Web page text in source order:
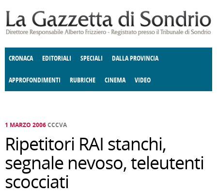
CRONACA EDITORIALI SPECIALI DALLA PROVINCIA
APPROFONDIMENTI
E SPETTACOLI POLITICA
RUBRICHE
DELLE IDEE FATTI DELLO SPIRITO
CINEMA VIDEO
1 MARZO 2006CCCVA
Ripetitori RAI stanchi,
segnale nevoso, teleutenti
scocciati